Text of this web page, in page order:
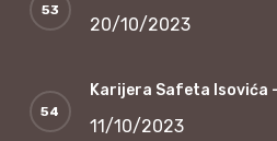
20/10/2023
Karijera Safeta Isovića
11/10/2023